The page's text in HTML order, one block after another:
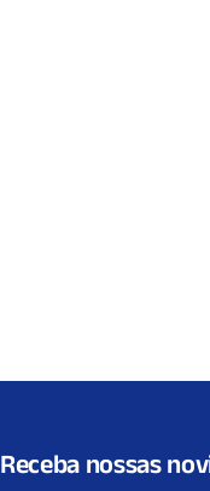
Receba nossas